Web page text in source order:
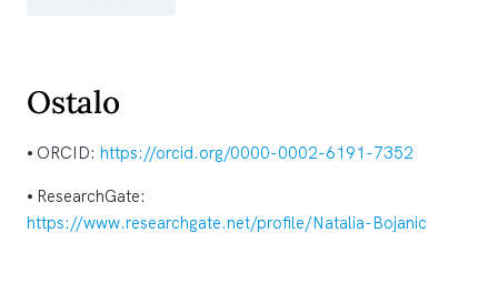
Ostalo
⦁ ORCID: https://orcid.org/0000-0002-6191-7352
⦁ ResearchGate:
https://www.researchgate.net/profile/Natalia-Bojanic